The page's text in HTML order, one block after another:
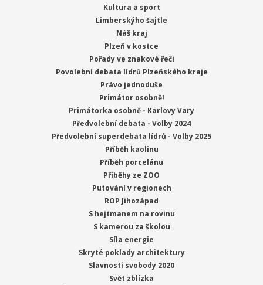
Kultura a sport
Limberskýho šajtle
Náš kraj
Plzeň v kostce
Pořady ve znakové řeči
Povolební debata lídrů Plzeňského kraje
Právo jednoduše
Primátor osobně!
Primátorka osobně - Karlovy Vary
Předvolební debata - Volby 2024
Předvolební superdebata lídrů - Volby 2025
Příběh kaolinu
Příběh porcelánu
Příběhy ze ZOO
Putování v regionech
ROP Jihozápad
S hejtmanem na rovinu
S kamerou za školou
Síla energie
Skryté poklady architektury
Slavnosti svobody 2020
Svět zblízka